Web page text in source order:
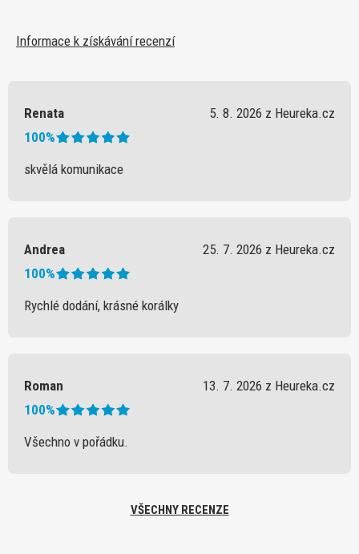
Informace k získávání recenzí
Renata
5. 8. 2026 z Heureka.cz
100%
skvělá komunikace
Andrea
25. 7. 2026 z Heureka.cz
100%
Rychlé dodání, krásné korálky
Roman
13. 7. 2026 z Heureka.cz
100%
Všechno v pořádku.
VŠECHNY RECENZE